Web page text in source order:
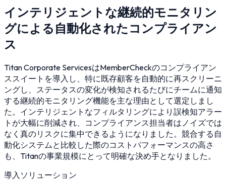
インテリジェントな継続的モニタリン
グによる自動化されたコンプライアン
ス
Titan Corporate ServicesはMemberCheckのコンプライアン
ススイートを導入し、特に既存顧客を自動的に再スクリーニ
ングし、ステータスの変化が検知されるたびにチームに通知
する継続的モニタリング機能を主な理由として選定しまし
た。インテリジェントなフィルタリングにより誤検知アラー
トが大幅に削減され、コンプライアンス担当者はノイズでは
なく真のリスクに集中できるようになりました。競合する自
動化システムと比較した際のコストパフォーマンスの高さ
も、Titanの事業規模にとって明確な決め手となりました。
導入ソリューション